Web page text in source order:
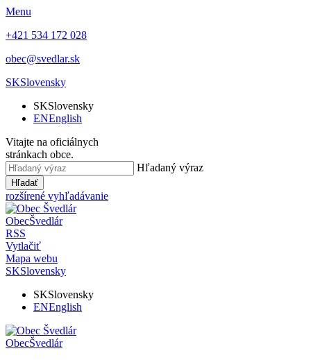
Menu
+421 534 172 028
obec@svedlar.sk
SKSlovensky
SKSlovensky
ENEnglish
Vitajte na oficiálnych
stránkach obce.
Hľadaný výraz
Hľadať
rozšírené vyhľadávanie
ObecŠvedlár
RSS
Vytlačiť
Mapa webu
SKSlovensky
SKSlovensky
ENEnglish
ObecŠvedlár